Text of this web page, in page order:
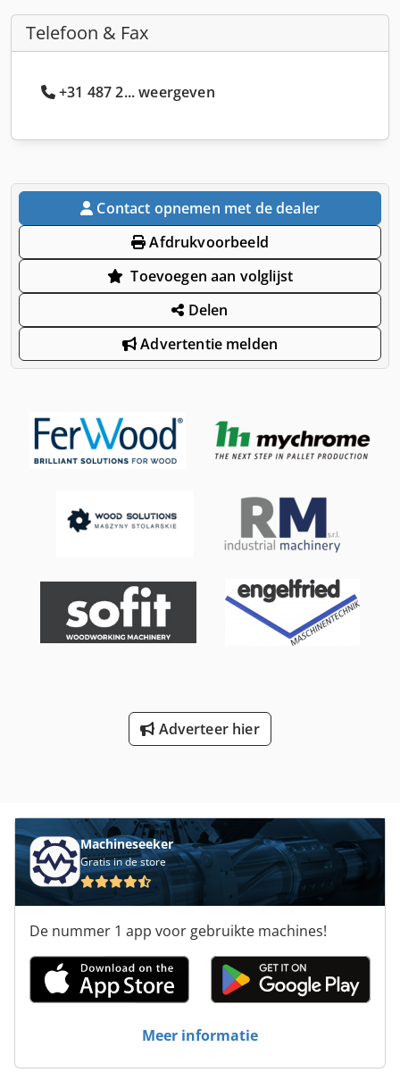
Telefoon & Fax
+31 487 2... weergeven
Contact opnemen met de dealer
Afdrukvoorbeeld
Toevoegen aan volglijst
Delen
Advertentie melden
Adverteer hier
Machineseeker
Gratis in de store
De nummer 1 app voor gebruikte machines!
Meer informatie